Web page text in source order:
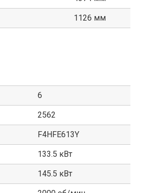
1126 мм
6
2562
F4HFE613Y
133.5 кВт
145.5 кВт